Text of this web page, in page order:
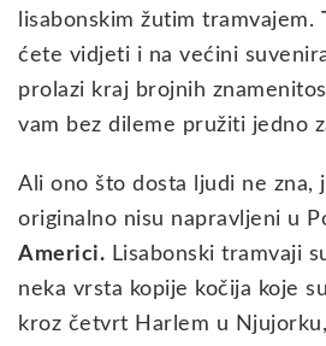
lisabonskim žutim tramvajem.
ćete vidjeti i na većini
prolazi kraj brojnih
vam bez dileme pružiti jedno
Ali ono što dosta ljudi ne zna,
originalno nisu napravljeni u
Americi. Lisabonski tramvaji
neka vrsta kopije kočija koje
kroz četvrt Harlem u